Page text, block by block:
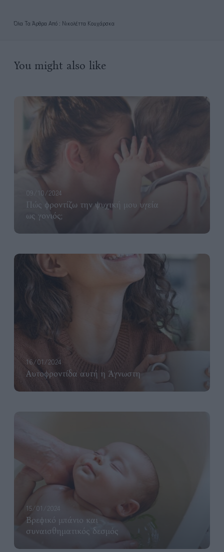
Όλα Τα Άρθρα Από : Νικολέττα Κουχάρσκα
You might also like
09/10/2024
Πώς φροντίζω την ψυχική μου υγεία
ως γονιός;
16/01/2024
Αυτοφροντίδα αυτή η Άγνωστη
15/01/2024
Βρεφικό μπάνιο και
συναισθηματικός δεσμός